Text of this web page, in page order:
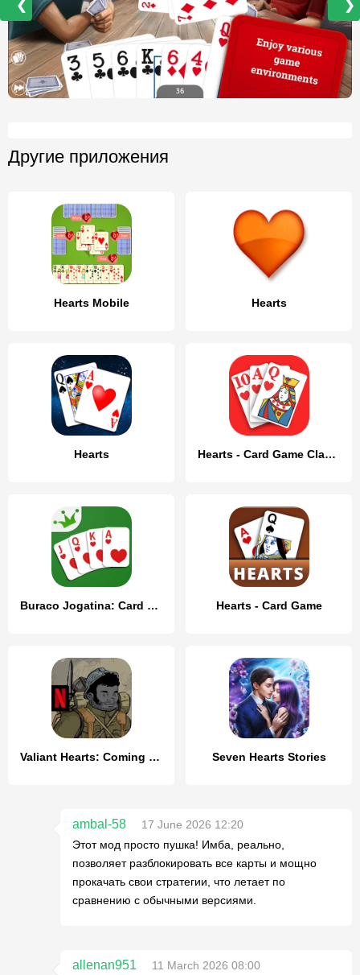
❮ ❯
Другие приложения
Hearts Mobile Hearts
Hearts Hearts - Card Game Classic
Buraco Jogatina: Card Games Hearts - Card Game
Valiant Hearts: Coming Home Seven Hearts Stories
ambal-58
17 June 2026 12:20
Этот мод просто пушка! Имба, реально,
позволяет разблокировать все карты и мощно
прокачать свои стратегии, что летает по
сравнению с обычными версиями.
allenan951
11 March 2026 08:00